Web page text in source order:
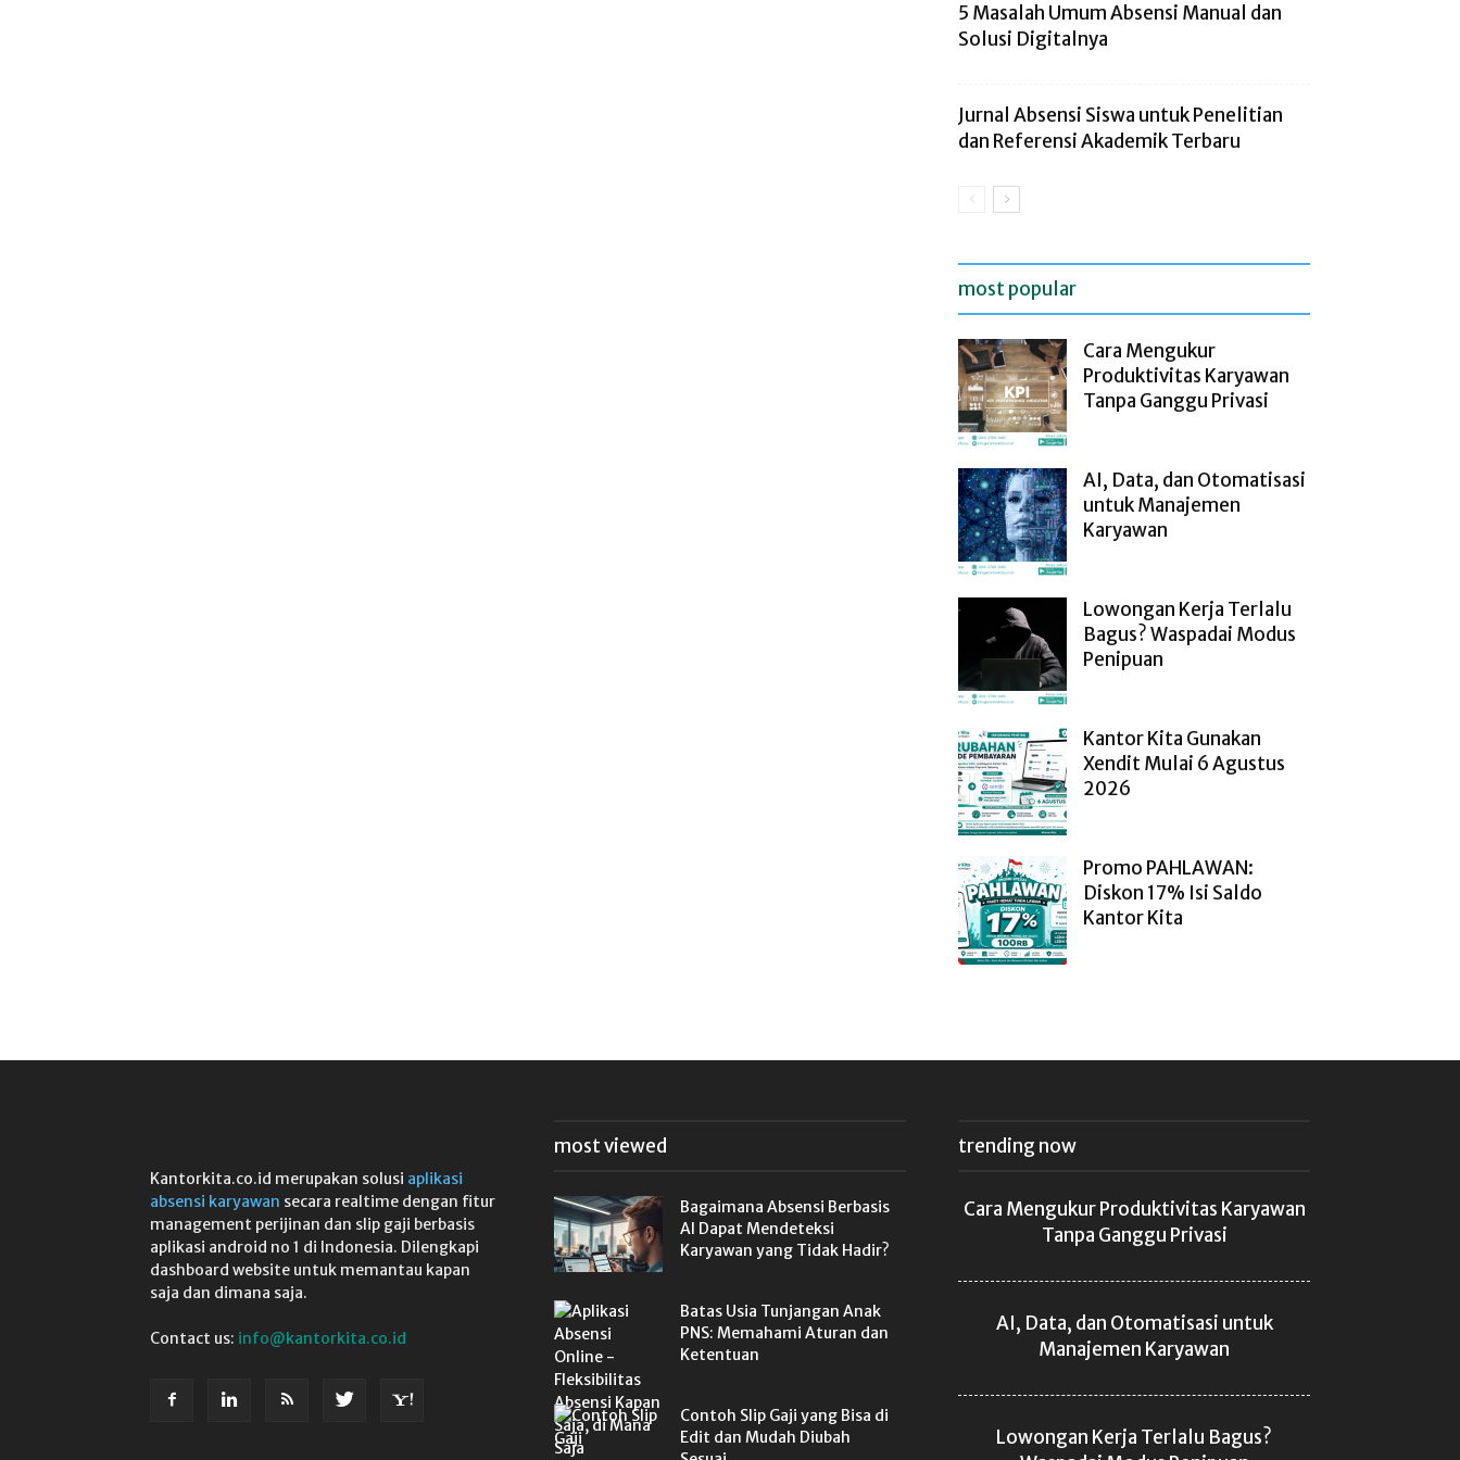
5 Masalah Umum Absensi Manual dan
Solusi Digitalnya
Jurnal Absensi Siswa untuk Penelitian
dan Referensi Akademik Terbaru
most popular
Cara Mengukur
Produktivitas Karyawan
Tanpa Ganggu Privasi
AI, Data, dan Otomatisasi
untuk Manajemen
Karyawan
Lowongan Kerja Terlalu
Bagus? Waspadai Modus
Penipuan
Kantor Kita Gunakan
Xendit Mulai 6 Agustus
2026
Promo PAHLAWAN:
Diskon 17% Isi Saldo
Kantor Kita
Kantorkita.co.id merupakan solusi aplikasi
absensi karyawan secara realtime dengan fitur
management perijinan dan slip gaji berbasis
aplikasi android no 1 di Indonesia. Dilengkapi
dashboard website untuk memantau kapan
saja dan dimana saja.
Contact us: info@kantorkita.co.id
most viewed
Bagaimana Absensi Berbasis
AI Dapat Mendeteksi
Karyawan yang Tidak Hadir?
Batas Usia Tunjangan Anak
PNS: Memahami Aturan dan
Ketentuan
Contoh Slip Gaji yang Bisa di
Edit dan Mudah Diubah
trending now
Cara Mengukur Produktivitas Karyawan
Tanpa Ganggu Privasi
AI, Data, dan Otomatisasi untuk
Manajemen Karyawan
Lowongan Kerja Terlalu Bagus?